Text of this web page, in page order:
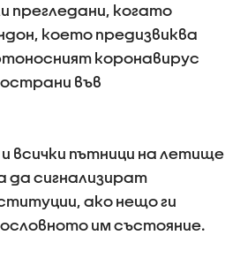
прегледани, когато
което предизвиква
коронавирус
във
всички пътници на летище
да сигнализират
ако нещо ги
им състояние.